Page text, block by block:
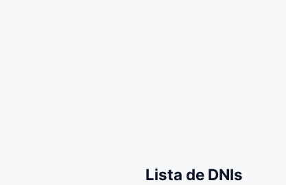
Lista de DNIs